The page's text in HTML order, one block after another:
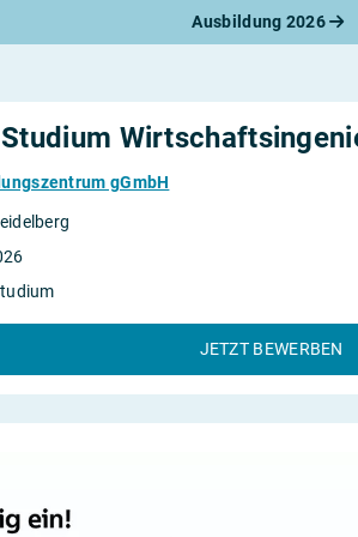
Ausbildung 2026
Bewerbung
CheckgGmbH
JETZT BEWERBEN